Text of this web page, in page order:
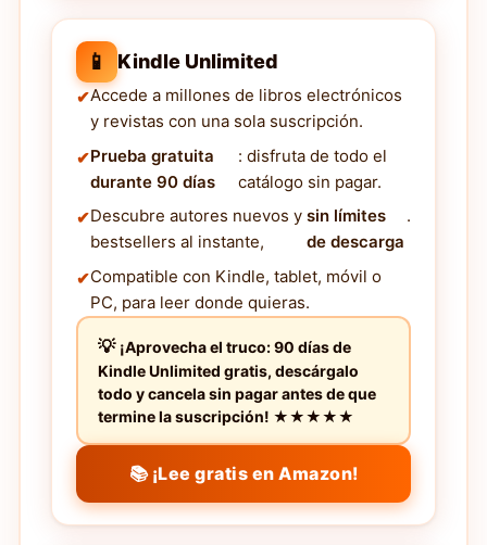
📱 Kindle Unlimited
Accede a millones de libros electrónicos
y revistas con una sola suscripción.
Prueba gratuita
durante 90 días
: disfruta de todo el
catálogo sin pagar.
Descubre autores nuevos y
bestsellers al instante,
sin límites
de descarga
.
Compatible con Kindle, tablet, móvil o
PC, para leer donde quieras.
¡Aprovecha el truco: 90 días de
Kindle Unlimited gratis, descárgalo
todo y cancela sin pagar antes de que
termine la suscripción! ★★★★★
📚 ¡Lee gratis en Amazon!